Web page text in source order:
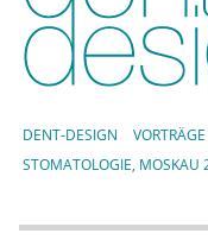
DENT-DESIGN VORTRÄGE
STOMATOLOGIE, MOSKAU